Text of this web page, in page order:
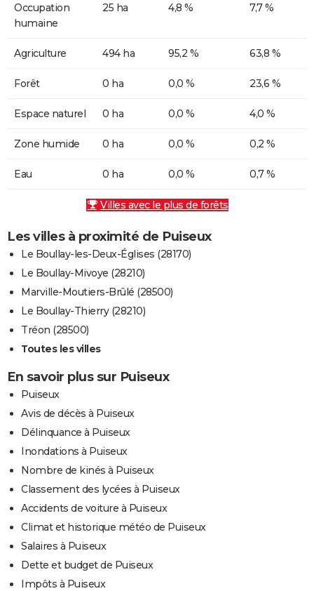
Occupation
humaine
25 ha 4,8 % 7,7 %
Agriculture 494 ha 95,2 % 63,8 %
Forêt 0 ha 0,0 % 23,6 %
Espace naturel 0 ha 0,0 % 4,0 %
Zone humide 0 ha 0,0 % 0,2 %
Eau 0 ha 0,0 % 0,7 %
Villes avec le plus de forêts
Les villes à proximité de Puiseux
Le Boullay-les-Deux-Églises (28170)
Le Boullay-Mivoye (28210)
Marville-Moutiers-Brûlé (28500)
Le Boullay-Thierry (28210)
Tréon (28500)
Toutes les villes
En savoir plus sur Puiseux
Puiseux
Avis de décès à Puiseux
Délinquance à Puiseux
Inondations à Puiseux
Nombre de kinés à Puiseux
Classement des lycées à Puiseux
Accidents de voiture à Puiseux
Climat et historique météo de Puiseux
Salaires à Puiseux
Dette et budget de Puiseux
Impôts à Puiseux